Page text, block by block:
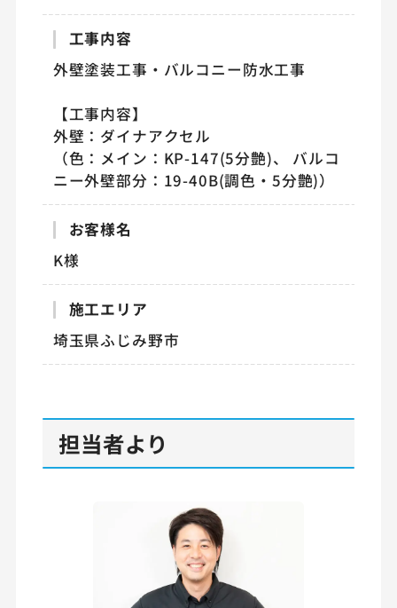
工事内容
外壁塗装工事・バルコニー防水工事
【工事内容】
外壁：ダイナアクセル
（色：メイン：KP-147(5分艶)、 バルコ
ニー外壁部分：19-40B(調色・5分艶)）
お客様名
K様
施工エリア
埼玉県ふじみ野市
担当者より